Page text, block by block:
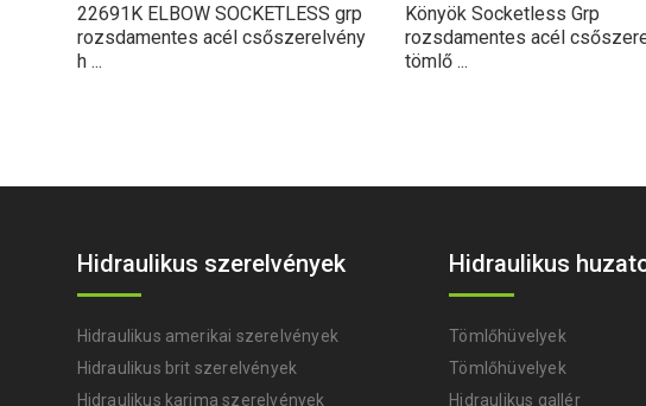
22691K ELBOW SOCKETLESS grp
rozsdamentes acél csőszerelvény
h ...
Könyök Socketless Grp
rozsdamentes acél
tömlő ...
Hidraulikus szerelvények
Hidraulikus amerikai szerelvények
Hidraulikus brit szerelvények
Hidraulikus karima szerelvények
Hidraulikus
Tömlőhüvelyek
Tömlőhüvelyek
Hidraulikus gallér